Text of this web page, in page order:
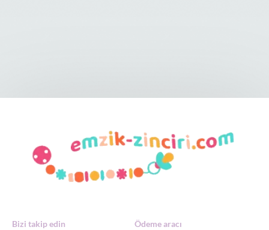
Bizi takip edin Ödeme aracı